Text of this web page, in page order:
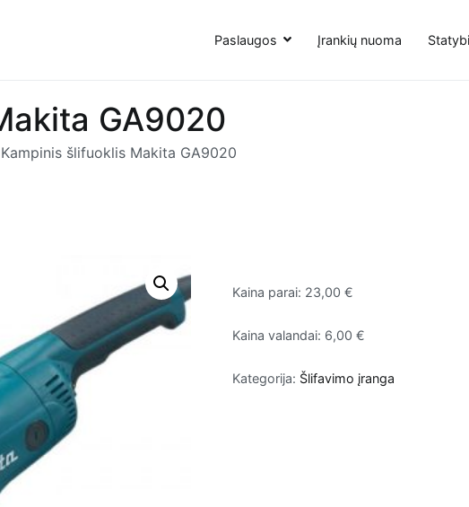
Paslaugos Įrankių nuoma
GA9020
Kampinis šlifuoklis Makita GA9020
Kaina parai: 23,00 €
Kaina valandai: 6,00 €
Kategorija: Šlifavimo įranga